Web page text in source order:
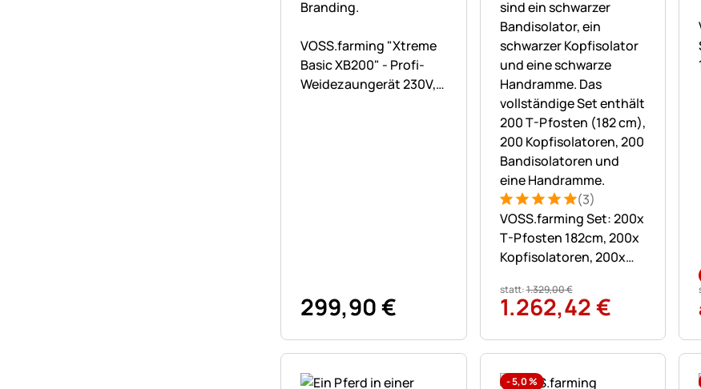
Noch keine Bewertungen abgegeben
VOSS.farming "Xtreme
Basic XB200" - Profi-
Weidezaungerät 230V,
299,90€
Bewertung: 5 von 5 (3
3 Bewertungen
(3)
VOSS.farming Set: 200x
T-Pfosten 182cm, 200x
Kopfisolatoren, 200x
Handramme
statt:1.329,00€
1.262,42€
-5,0%